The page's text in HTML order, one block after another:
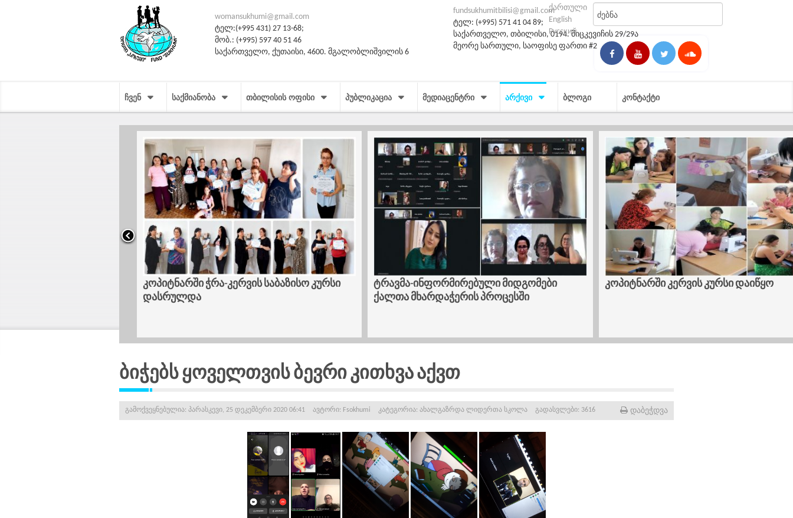
womansukhumi@gmail.com
ტელ:(+995 431) 27 13-68;
მობ.: (+995) 597 40 51 46
საქართველო, ქუთაისი, 4600. მგალობლიშვილის 6
fundsukhumitbilisi@gmail.com
ტელ: (+995) 571 41 04 89;
საქართველო, თბილისი, 0194. მიცკევიჩის 29/29ა
მეორე სართული, საოფისე ფართი #2
ქართული
English
Русский
ᲩᲕᲔᲜ ᲡᲐᲥᲛᲘᲐᲜᲝᲑᲐ ᲗᲑᲘᲚᲘᲡᲘᲡ ᲝᲤᲘᲡᲘ ᲞᲣᲑᲚᲘᲙᲐᲪᲘᲐ ᲛᲔᲓᲘᲐᲪᲔᲜᲢᲠᲘ ᲐᲠᲥᲘᲕᲘ ᲑᲚᲝᲒᲘ ᲙᲝᲜᲢᲐᲥᲢᲘ
კოპიტნარში ჭრა-კერვის საბაზისო კურსი
დასრულდა
ტრავმა-ინფორმირებული მიდგომები
ქალთა მხარდაჭერის პროცესში
კოპიტნარში კერვის კურსი დაიწყო
ბიჭებს ყოველთვის ბევრი კითხვა აქვთ
გამოქვეყნებულია: პარასკევი, 25 დეკემბერი 2020 06:41 ავტორი: Fsokhumi კატეგორია: ახალგაზრდა ლიდერთა სკოლა გადასვლები: 3616 დაბეჭდვა